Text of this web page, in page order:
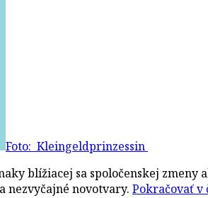
Foto: Kleingeldprinzessin
blížiacej sa spoločenskej
nezvyčajné novotvary. Pokračovať v